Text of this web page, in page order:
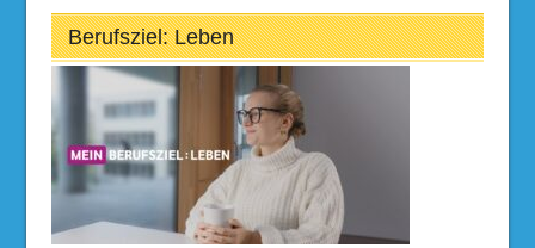
Berufsziel: Leben